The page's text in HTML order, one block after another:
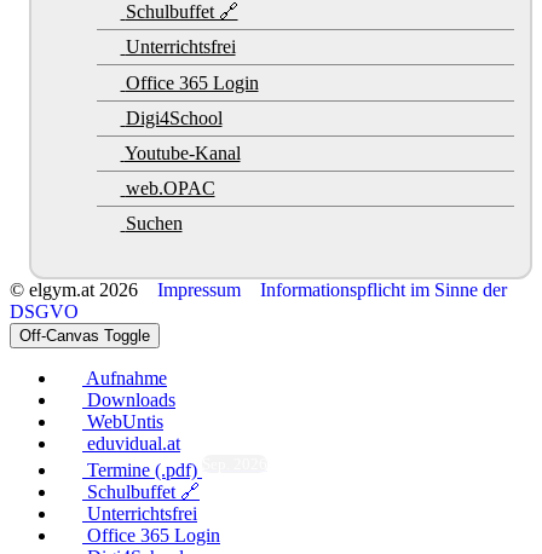
Schulbuffet 🔗
Unterrichtsfrei
Office 365 Login
Digi4School
Youtube-Kanal
web.OPAC
Suchen
© elgym.at 2026 Impressum
Informationspflicht im Sinne der
DSGVO
Off-Canvas Toggle
Aufnahme
Downloads
WebUntis
eduvidual.at
Termine (.pdf)
Schulbuffet 🔗
Unterrichtsfrei
Office 365 Login